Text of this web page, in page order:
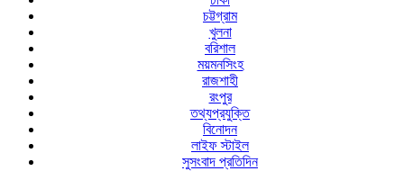
চট্টগ্রাম
খুলনা
বরিশাল
ময়মনসিংহ
রাজশাহী
রংপুর
তথ্যপ্রযুক্তি
বিনোদন
লাইফ স্টাইল
সুসংবাদ প্রতিদিন